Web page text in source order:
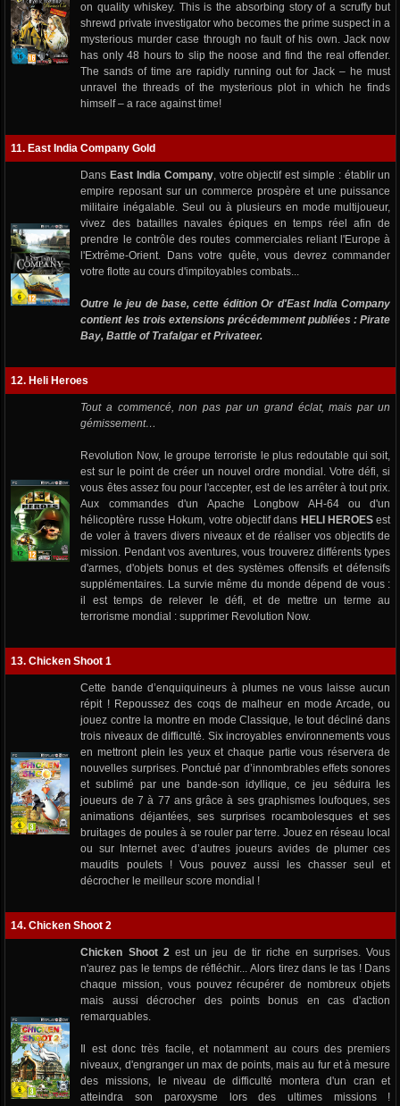
on quality whiskey. This is the absorbing story of a scruffy but
shrewd private investigator who becomes the prime suspect in a
mysterious murder case through no fault of his own. Jack now
has only 48 hours to slip the noose and find the real offender.
The sands of time are rapidly running out for Jack – he must
unravel the threads of the mysterious plot in which he finds
himself – a race against time!
11. East India Company Gold
Dans East India Company, votre objectif est simple : établir un
empire reposant sur un commerce prospère et une puissance
militaire inégalable. Seul ou à plusieurs en mode multijoueur,
vivez des batailles navales épiques en temps réel afin de
prendre le contrôle des routes commerciales reliant l'Europe à
l'Extrême-Orient. Dans votre quête, vous devrez commander
votre flotte au cours d'impitoyables combats...
Outre le jeu de base, cette édition Or d'East India Company
contient les trois extensions précédemment publiées : Pirate
Bay, Battle of Trafalgar et Privateer.
12. Heli Heroes
Tout a commencé, non pas par un grand éclat, mais par un
gémissement…
Revolution Now, le groupe terroriste le plus redoutable qui soit,
est sur le point de créer un nouvel ordre mondial. Votre défi, si
vous êtes assez fou pour l'accepter, est de les arrêter à tout prix.
Aux commandes d'un Apache Longbow AH-64 ou d'un
hélicoptère russe Hokum, votre objectif dans HELI HEROES est
de voler à travers divers niveaux et de réaliser vos objectifs de
mission. Pendant vos aventures, vous trouverez différents types
d'armes, d'objets bonus et des systèmes offensifs et défensifs
supplémentaires. La survie même du monde dépend de vous :
il est temps de relever le défi, et de mettre un terme au
terrorisme mondial : supprimer Revolution Now.
13. Chicken Shoot 1
Cette bande d’enquiquineurs à plumes ne vous laisse aucun
répit ! Repoussez des coqs de malheur en mode Arcade, ou
jouez contre la montre en mode Classique, le tout décliné dans
trois niveaux de difficulté. Six incroyables environnements vous
en mettront plein les yeux et chaque partie vous réservera de
nouvelles surprises. Ponctué par d’innombrables effets sonores
et sublimé par une bande-son idyllique, ce jeu séduira les
joueurs de 7 à 77 ans grâce à ses graphismes loufoques, ses
animations déjantées, ses surprises rocambolesques et ses
bruitages de poules à se rouler par terre. Jouez en réseau local
ou sur Internet avec d’autres joueurs avides de plumer ces
maudits poulets ! Vous pouvez aussi les chasser seul et
décrocher le meilleur score mondial !
14. Chicken Shoot 2
Chicken Shoot 2est un jeu de tir riche en surprises. Vous
n'aurez pas le temps de réfléchir... Alors tirez dans le tas ! Dans
chaque mission, vous pouvez récupérer de nombreux objets
mais aussi décrocher des points bonus en cas d'action
remarquables.
Il est donc très facile, et notamment au cours des premiers
niveaux, d'engranger un max de points, mais au fur et à mesure
des missions, le niveau de difficulté montera d'un cran et
atteindra son paroxysme lors des ultimes missions !